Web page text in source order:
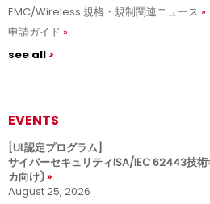
EMC/Wireless 規格・規制関連ニュース
申請ガイド
see all
EVENTS
[UL認定プログラム]
サイバーセキュリティISA/IEC 62443技
カ向け)
August 25, 2026